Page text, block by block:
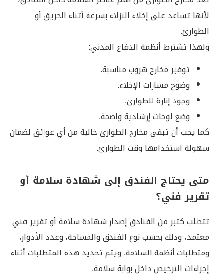
لأنها تساعد على إخلاء النزلاء بسرعة أثناء الحريق أو
الطوارئ.
ولهذا تشترط أنظمة الدفاع المدني:
توفير مخارج هروب مناسبة.
وضوح مسارات الإخلاء.
وجود إنارة للطوارئ.
وضع لوحات إرشادية واضحة.
كما يجب أن تبقى مخارج الطوارئ خالية من أي عوائق لضمان
سهولة استخدامها وقت الطوارئ.
متى يحتاج الفندق إلى شهادة سلامة أو
تقرير فني؟
تتطلب كثير من الفنادق إصدار شهادة سلامة أو تقرير فني
معتمد، وذلك بحسب نوع الفندق والمساحة، وعدد الأدوار،
ومتطلبات أنظمة السلامة. ويتم تحديد هذه المتطلبات أثناء
إجراءات الترخيص داخل بوابة سلامة.